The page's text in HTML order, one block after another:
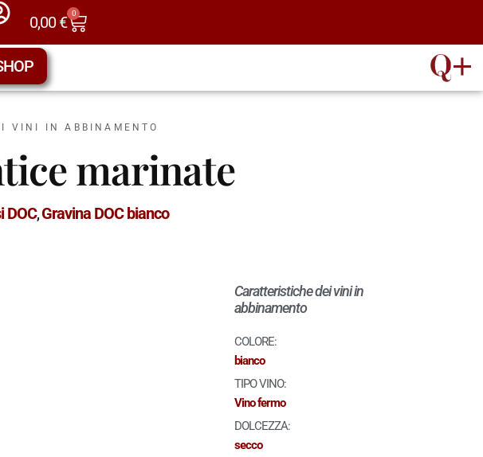
0,00€ 0
I VINI IN ABBINAMENTO
marinate
DOC,Gravina DOC bianco
Caratteristiche dei vini in
abbinamento
COLORE:
bianco
TIPO VINO:
Vino fermo
DOLCEZZA:
secco